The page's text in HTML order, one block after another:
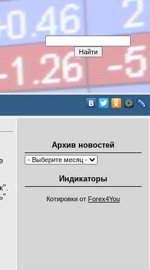
Архив новостей
Индикаторы
Котировки от Forex4You